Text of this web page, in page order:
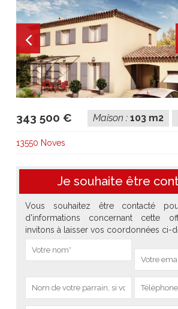
343 500 € Maison : 103 m2
13550 Noves
Je souhaite être
Vous souhaitez être contacté
d'informations concernant cette
invitons à laisser vos coordonnées ci-